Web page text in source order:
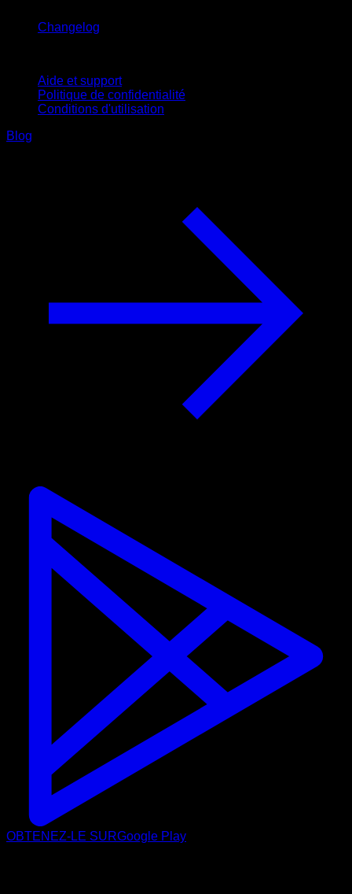
Changelog
Aide et support
Politique de confidentialité
Conditions d'utilisation
Blog
OBTENEZ-LE SURGoogle Play